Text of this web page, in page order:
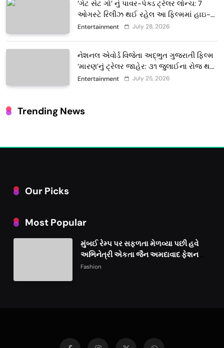
‘ગેટ સેટ ગો’ નું પાવર-પેક્ડ ટ્રેલર લોન્ચ: 7
ઓગસ્ટે રિલીઝ થઈ રહેલ આ ફિલ્મમાં હાઇ-
ટેક VFX જોવા મળશે
Entertainment July 28, 2026
નેશનલ એવોર્ડ વિજેતા અદ્ભુત ગુજરાતી ફિલ્મ
‘મારણ’નું ટ્રેલર જાહેર: ૩૧ જુલાઈના રોજ થશે
થિયેટરોમાં રિલીઝ
Entertainment July 25, 2026
Trending News
Our Picks
Most Popular
મુંબઈ રેમ્પ પર સફળતા મેળવ્યા પછી હવે
અભિનેત્રી એકતા જૈન અમદાવાદ ફેશન
વીકમાં પોતાની પ્રતિભા પ્રદર્શિત કરશે
Fashion